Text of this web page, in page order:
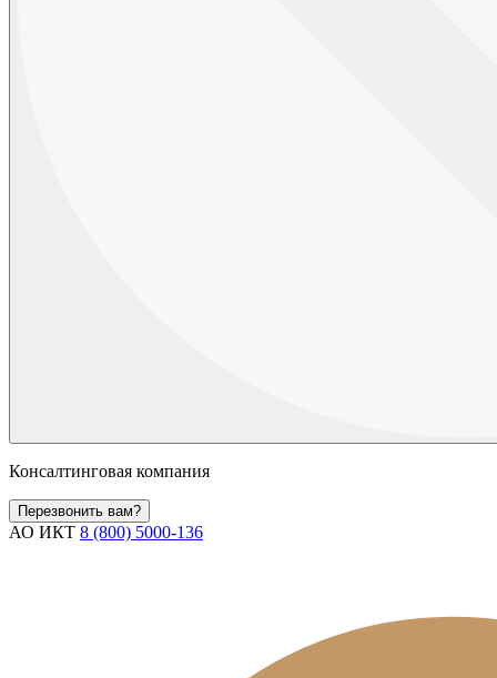
Консалтинговая компания
Перезвонить вам?
АО ИКТ 8 (800) 5000-136